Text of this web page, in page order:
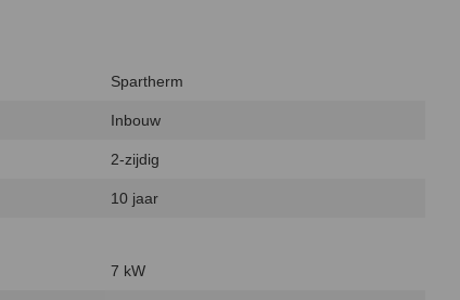
Spartherm
Inbouw
2-zijdig
10 jaar
7 kW